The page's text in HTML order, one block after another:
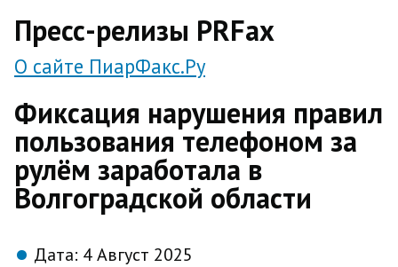
Пресс-релизы PRFax
О сайте ПиарФакс.Ру
Фиксация нарушения правил
пользования телефоном за
рулём заработала в
Волгоградской области
Дата: 4 Август 2025